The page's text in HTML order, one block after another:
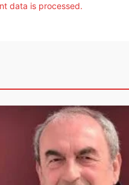
data is processed.